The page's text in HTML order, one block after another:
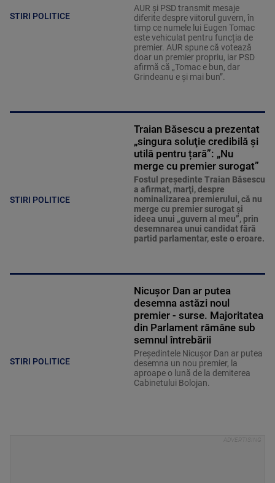
STIRI POLITICE
AUR și PSD transmit mesaje
diferite despre viitorul guvern, în
timp ce numele lui Eugen Tomac
este vehiculat pentru funcția de
premier. AUR spune că votează
doar un premier propriu, iar PSD
afirmă că „Tomac e bun, dar
Grindeanu e și mai bun”.
STIRI POLITICE
Traian Băsescu a prezentat
„singura soluţie credibilă şi
utilă pentru țară”: „Nu
merge cu premier surogat”
Fostul preşedinte Traian Băsescu
a afirmat, marţi, despre
nominalizarea premierului, că nu
merge cu premier surogat şi
ideea unui „guvern al meu”, prin
desemnarea unui candidat fără
partid parlamentar, este o eroare.
STIRI POLITICE
Nicușor Dan ar putea
desemna astăzi noul
premier - surse. Majoritatea
din Parlament rămâne sub
semnul întrebării
Președintele Nicușor Dan ar putea
desemna un nou premier, la
aproape o lună de la demiterea
Cabinetului Bolojan.